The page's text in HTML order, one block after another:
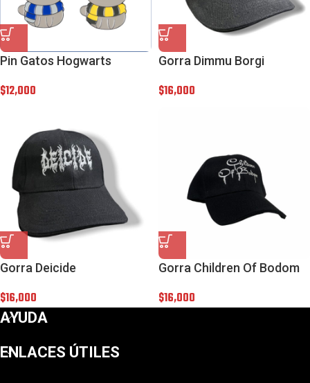
Pin Gatos Hogwarts
$12,000
Gorra Dimmu Borgi
$16,000
Gorra Deicide
$16,000
Gorra Children Of Bodom
$16,000
AYUDA
ENLACES ÚTILES